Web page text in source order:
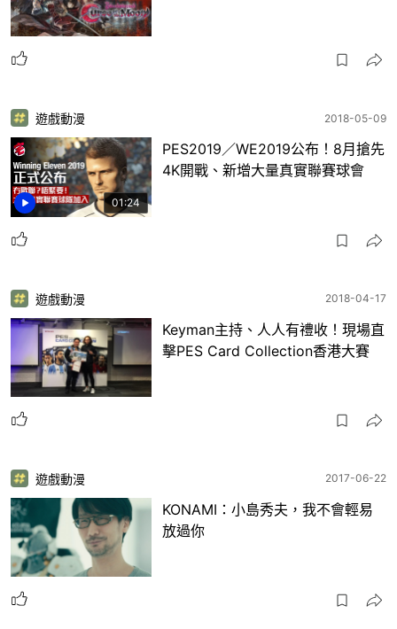
01:24
遊戲動漫 2018-05-09
PES2019／WE2019公布！8月搶先
4K開戰、新增大量真實聯賽球會
遊戲動漫 2018-04-17
Keyman主持、人人有禮收！現場直
擊PES Card Collection香港大賽
遊戲動漫 2017-06-22
KONAMI：小島秀夫，我不會輕易
放過你